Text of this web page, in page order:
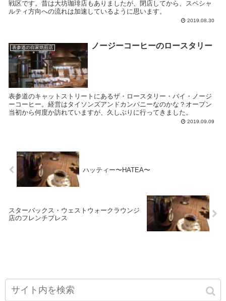
戦区です。昔は大坊珈琲店もありましたが、閉店してから、スペシャ
ルティ方向への流れは加速しているように思います。
2019.08.30
表参道の自家焙煎店 ノージーコーヒーのロースタリー
表参道のキャットストリートにあるザ・ロースタリー・バイ・ノージ
ーコーヒー。経営はタイソンズアンドカンパニーなのかな？オープン
当初から何度か訪れていますが、久しぶりに行ってきました。
2019.09.09
ハッティー〜HATEA〜
スターバックス・ウェストウォークラウンジ
店のフレンチプレス